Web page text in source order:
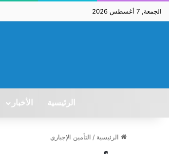
الجمعة, 7 أغسطس 2026
الرئيسية الأخبار
الرئيسية / التأمين الإجباري